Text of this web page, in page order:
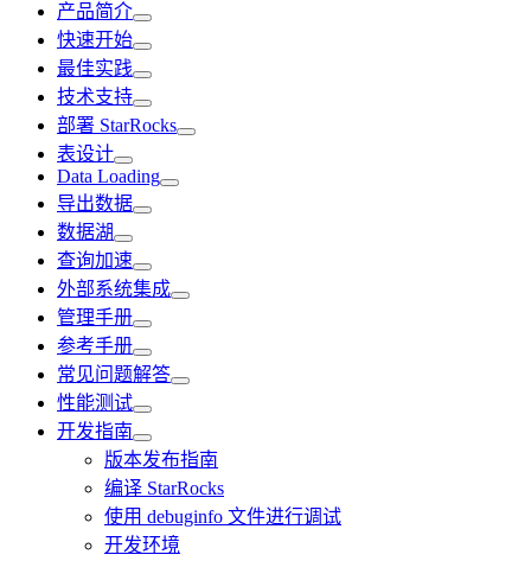
产品简介
快速开始
最佳实践
技术支持
部署 StarRocks
表设计
Data Loading
导出数据
数据湖
查询加速
外部系统集成
管理手册
参考手册
常见问题解答
性能测试
开发指南
版本发布指南
编译 StarRocks
使用 debuginfo 文件进行调试
开发环境